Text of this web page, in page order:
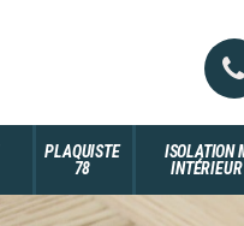
PLAQUISTE
78
ISOLATION